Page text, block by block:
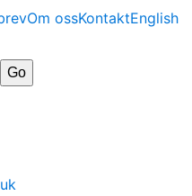
Om ossKontaktEnglish